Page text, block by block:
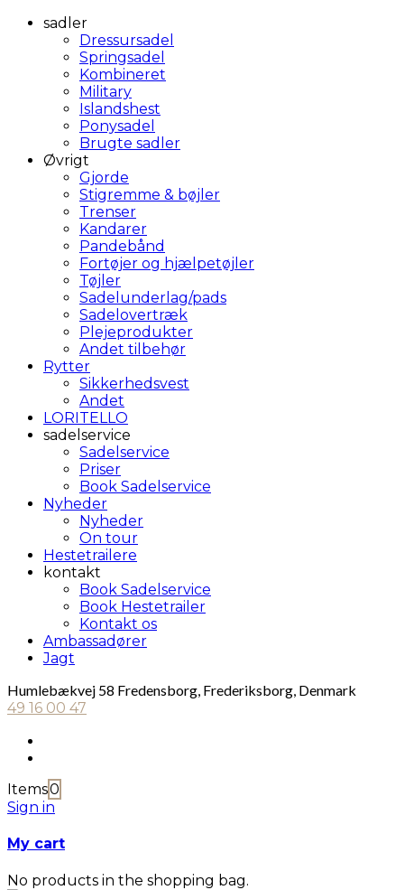
sadler
Dressursadel
Springsadel
Kombineret
Military
Islandshest
Ponysadel
Brugte sadler
Øvrigt
Gjorde
Stigremme & bøjler
Trenser
Kandarer
Pandebånd
Fortøjer og hjælpetøjler
Tøjler
Sadelunderlag/pads
Sadelovertræk
Plejeprodukter
Andet tilbehør
Rytter
Sikkerhedsvest
Andet
LORITELLO
sadelservice
Sadelservice
Priser
Book Sadelservice
Nyheder
Nyheder
On tour
Hestetrailere
kontakt
Book Sadelservice
Book Hestetrailer
Kontakt os
Ambassadører
Jagt
Humlebækvej 58 Fredensborg, Frederiksborg, Denmark
49 16 00 47
Items0
Sign in
My cart
No products in the shopping bag.